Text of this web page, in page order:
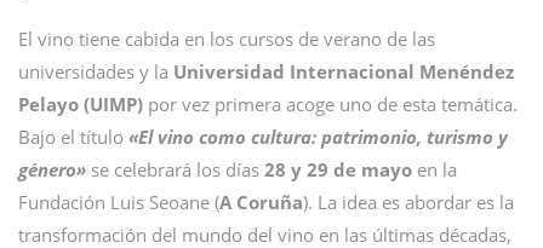
El vino tiene cabida en los cursos de verano de las
universidades y la Universidad Internacional Menéndez
Pelayo (UIMP) por vez primera acoge uno de esta temática.
Bajo el título «El vino como cultura: patrimonio, turismo y
género» se celebrará los días 28 y 29 de mayo en la
Fundación Luis Seoane (A Coruña). La idea es abordar es la
transformación del mundo del vino en las últimas décadas,